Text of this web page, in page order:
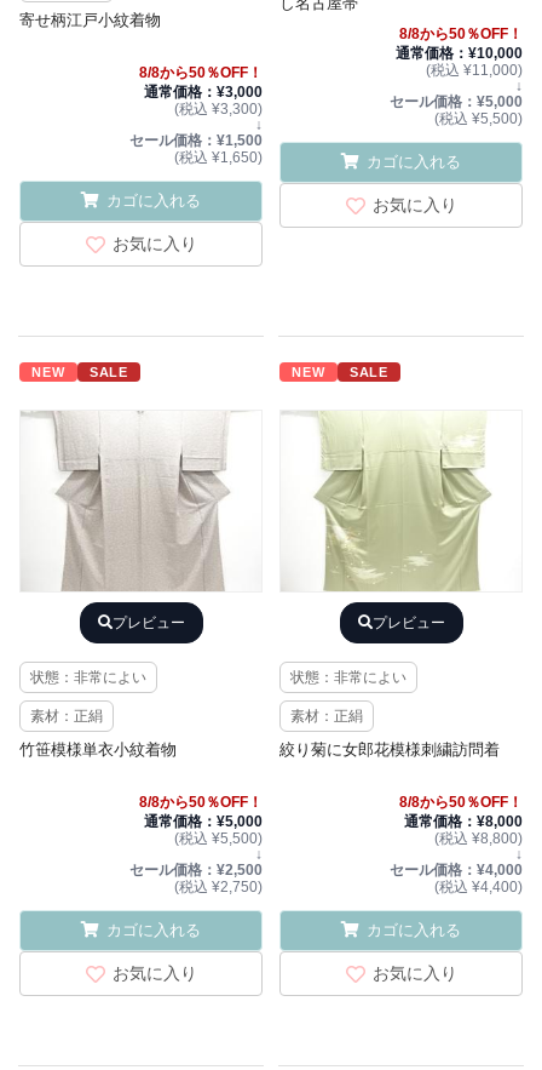
寄せ柄江戸小紋着物
8/8から50％OFF！
通常価格：¥3,000
(税込 ¥3,300)
↓
セール価格：¥1,500
(税込 ¥1,650)
カゴに入れる
お気に入り
8/8から50％OFF！
通常価格：¥10,000
(税込 ¥11,000)
↓
セール価格：¥5,000
(税込 ¥5,500)
カゴに入れる
お気に入り
NEW SALE
プレビュー
状態：非常によい
素材：正絹
竹笹模様単衣小紋着物
8/8から50％OFF！
通常価格：¥5,000
(税込 ¥5,500)
↓
セール価格：¥2,500
(税込 ¥2,750)
カゴに入れる
お気に入り
NEW SALE
プレビュー
状態：非常によい
素材：正絹
絞り菊に女郎花模様刺繍訪問着
8/8から50％OFF！
通常価格：¥8,000
(税込 ¥8,800)
↓
セール価格：¥4,000
(税込 ¥4,400)
カゴに入れる
お気に入り